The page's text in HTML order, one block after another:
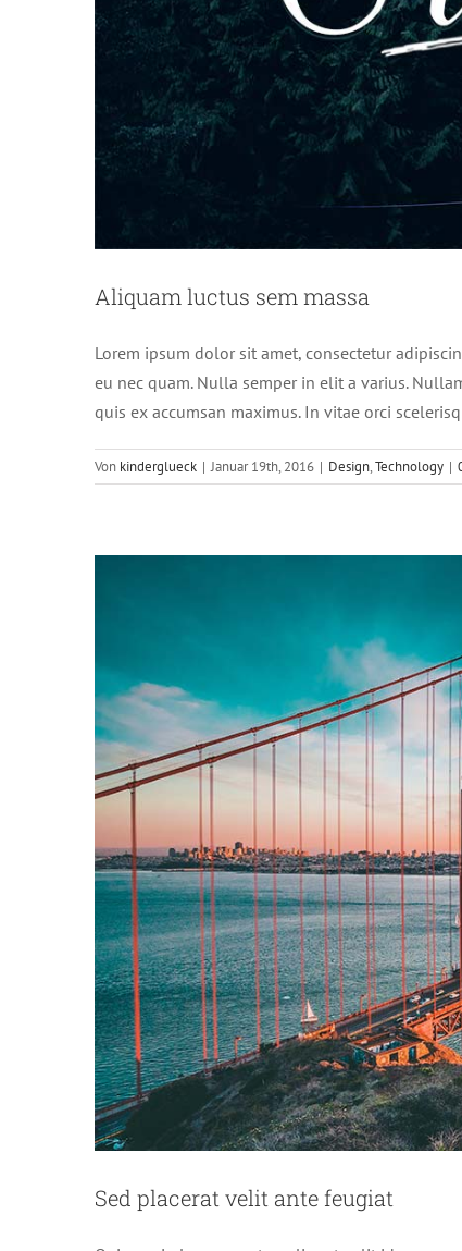
Aliquam luctus sem massa
Lorem ipsum dolor sit amet, consectetur
eu nec quam. Nulla semper in elit a varius.
quis ex accumsan maximus. In vitae orci
Von kinderglueck | Januar 19th, 2016 | Design,Technology |
Sed placerat velit ante feugiat